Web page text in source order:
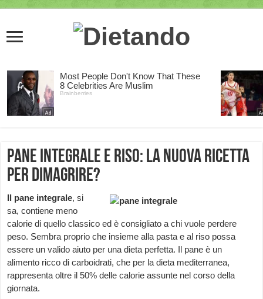
Pane integrale e riso: la nuova ricetta
per dimagrire?
Il pane integrale, si
sa, contiene meno
calorie di quello classico ed è consigliato a chi vuole perdere
peso. Sembra proprio che insieme alla pasta e al riso possa
essere un valido aiuto per una dieta perfetta. Il pane è un
alimento ricco di carboidrati, che per la dieta mediterranea,
rappresenta oltre il 50% delle calorie assunte nel corso della
giornata.